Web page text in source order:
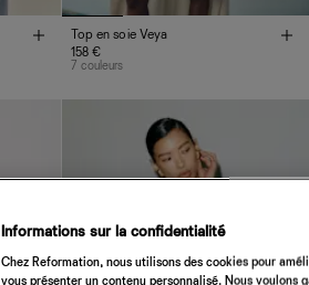
Top en soie Veya
158 €
7 couleurs
Informations sur la confidentialité
Chez Reformation, nous utilisons des cookies pour
vous présenter un contenu personnalisé. Nous